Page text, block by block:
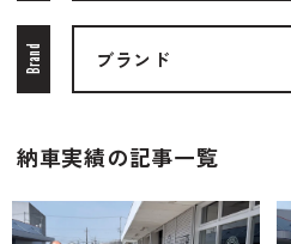
ブランド紹介
ブログ
Contact Form
24時間受付対応の
Brand ブランド
納車実績の記事一覧